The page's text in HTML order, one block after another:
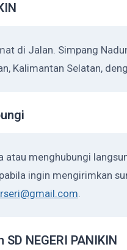
di Jalan. Simpang
Kalimantan Selatan,
menghubungi
ingin mengirimkan
.
NEGERI PANIKIN